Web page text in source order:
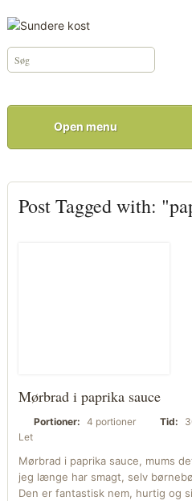
Open menu
Post Tagged with:
Mørbrad i paprika sauce
Portioner: 4 portioner Tid:
Let
Mørbrad i paprika sauce, mums
jeg længe har smagt, selv
Den er fantastisk nem, hurtig og